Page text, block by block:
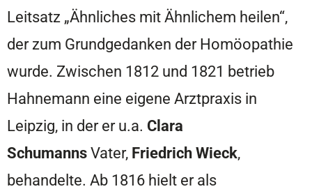
Leitsatz „Ähnliches mit Ähnlichem heilen“,
der zum Grundgedanken der Homöopathie
wurde. Zwischen 1812 und 1821 betrieb
Hahnemann eine eigene Arztpraxis in
Leipzig, in der er u.a. Clara
SchumannsVater, Friedrich Wieck,
behandelte. Ab 1816 hielt er als